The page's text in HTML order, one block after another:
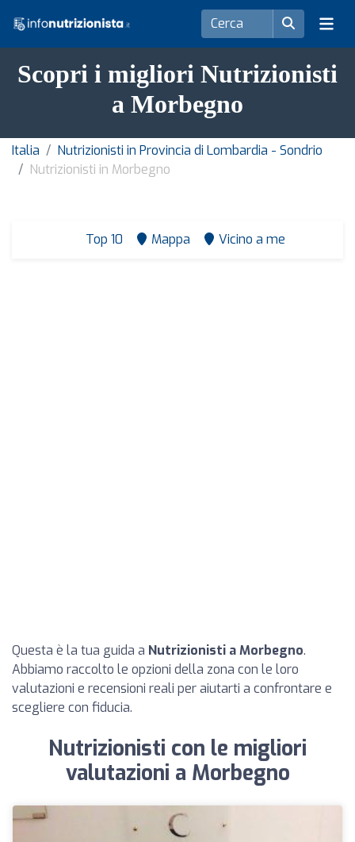
Scopri i migliori Nutrizionisti
a Morbegno
Italia
Nutrizionisti in Provincia di Lombardia - Sondrio
Nutrizionisti in Morbegno
Top 10 Mappa Vicino a me
Questa è la tua guida a Nutrizionisti a Morbegno.
Abbiamo raccolto le opzioni della zona con le loro
valutazioni e recensioni reali per aiutarti a confrontare e
scegliere con fiducia.
Nutrizionisti con le migliori
valutazioni a Morbegno